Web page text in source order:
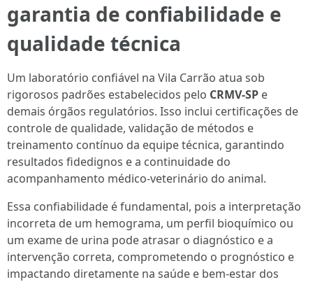
garantia de confiabilidade e
qualidade técnica
Um laboratório confiável na Vila Carrão atua sob
rigorosos padrões estabelecidos pelo CRMV-SP e
demais órgãos regulatórios. Isso inclui certificações de
controle de qualidade, validação de métodos e
treinamento contínuo da equipe técnica, garantindo
resultados fidedignos e a continuidade do
acompanhamento médico-veterinário do animal.
Essa confiabilidade é fundamental, pois a interpretação
incorreta de um hemograma, um perfil bioquímico ou
um exame de urina pode atrasar o diagnóstico e a
intervenção correta, comprometendo o prognóstico e
impactando diretamente na saúde e bem-estar dos